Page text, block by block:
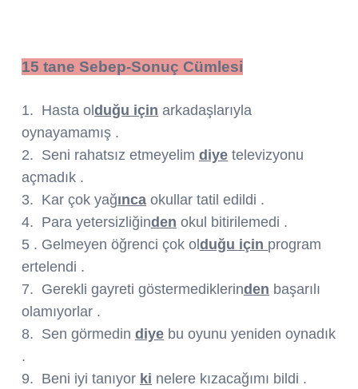
15 tane Sebep-Sonuç Cümlesi
1. Hasta olduğu için arkadaşlarıyla
oynayamamış .
2. Seni rahatsız etmeyelim diye televizyonu
açmadık .
3. Kar çok yağınca okullar tatil edildi .
4. Para yetersizliğinden okul bitirilemedi .
5 . Gelmeyen öğrenci çok olduğu için program
ertelendi .
7. Gerekli gayreti göstermediklerinden başarılı
olamıyorlar .
8. Sen görmedin diye bu oyunu yeniden oynadık
.
9. Beni iyi tanıyor ki nelere kızacağımı bildi .